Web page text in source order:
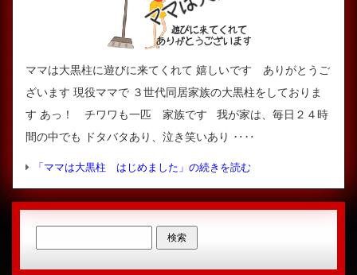
ママは大黒柱に遊びに来てくれて 嬉しいです ありがとうご
ざいます 現役ママで ３世代同居家族の大黒柱をしておりま
す あっ！ チワワも一匹 家族です 我が家は、毎日２４時
間の中でも ドタバタあり、泣き笑いあり ‥‥
「ママは大黒柱 はじめました」の続きを読む